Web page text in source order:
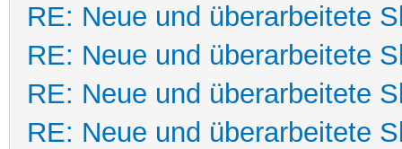
RE: Neue und überarbeitete
RE: Neue und überarbeitete
RE: Neue und überarbeitete
RE: Neue und überarbeitete